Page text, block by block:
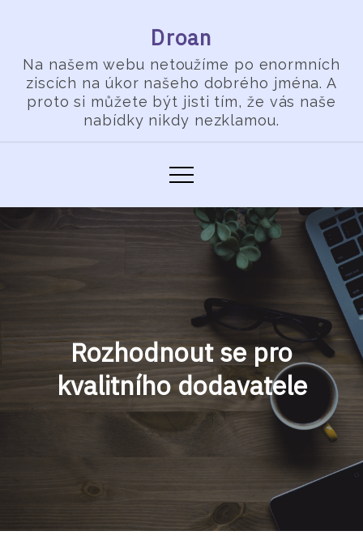
content
Droan
Na našem webu netoužíme po enormních
ziscích na úkor našeho dobrého jména. A
proto si můžete být jisti tím, že vás naše
nabídky nikdy nezklamou.
Rozhodnout se pro
kvalitního dodavatele